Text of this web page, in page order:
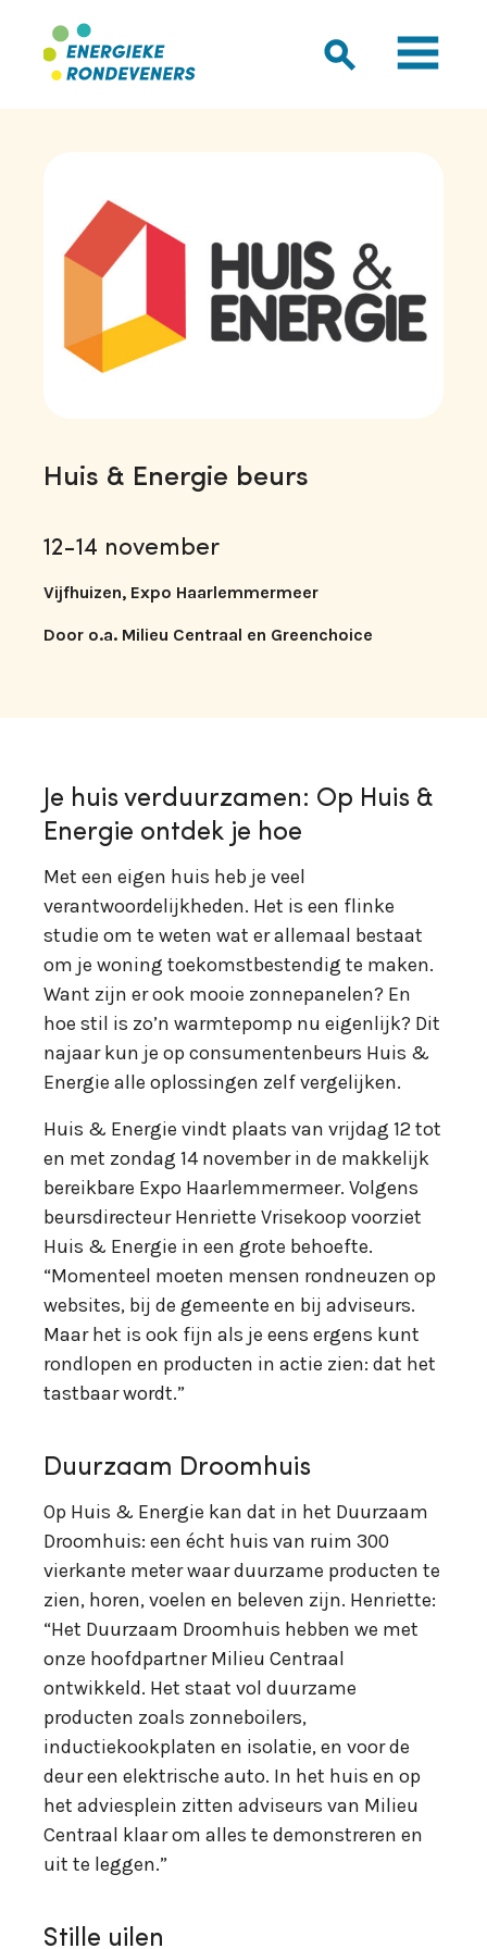
Huis & Energie beurs
12-14 november
Vijfhuizen, Expo Haarlemmermeer
Door o.a. Milieu Centraal en Greenchoice
Je huis verduurzamen: Op Huis &
Energie ontdek je hoe
Met een eigen huis heb je veel
verantwoordelijkheden. Het is een flinke
studie om te weten wat er allemaal bestaat
om je woning toekomstbestendig te maken.
Want zijn er ook mooie zonnepanelen? En
hoe stil is zo’n warmtepomp nu eigenlijk? Dit
najaar kun je op consumentenbeurs Huis &
Energie alle oplossingen zelf vergelijken.
Huis & Energie vindt plaats van vrijdag 12 tot
en met zondag 14 november in de makkelijk
bereikbare Expo Haarlemmermeer. Volgens
beursdirecteur Henriette Vrisekoop voorziet
Huis & Energie in een grote behoefte.
“Momenteel moeten mensen rondneuzen op
websites, bij de gemeente en bij adviseurs.
Maar het is ook fijn als je eens ergens kunt
rondlopen en producten in actie zien: dat het
tastbaar wordt.”
Duurzaam Droomhuis
Op Huis & Energie kan dat in het Duurzaam
Droomhuis: een écht huis van ruim 300
vierkante meter waar duurzame producten te
zien, horen, voelen en beleven zijn. Henriette:
“Het Duurzaam Droomhuis hebben we met
onze hoofdpartner Milieu Centraal
ontwikkeld. Het staat vol duurzame
producten zoals zonneboilers,
inductiekookplaten en isolatie, en voor de
deur een elektrische auto. In het huis en op
het adviesplein zitten adviseurs van Milieu
Centraal klaar om alles te demonstreren en
uit te leggen.”
Stille uilen